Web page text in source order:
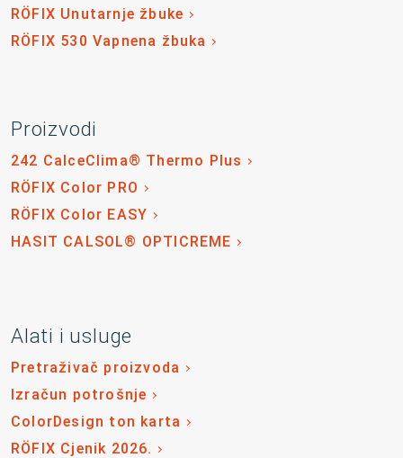
RÖFIX Unutarnje žbuke
RÖFIX 530 Vapnena žbuka
Proizvodi
242 CalceClima® Thermo Plus
RÖFIX Color PRO
RÖFIX Color EASY
HASIT CALSOL® OPTICREME
Alati i usluge
Pretraživač proizvoda
Izračun potrošnje
ColorDesign ton karta
RÖFIX Cjenik 2026.